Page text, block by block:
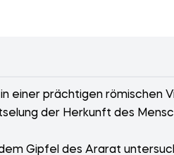
einer prächtigen römischen
der Herkunft des
Gipfel des Ararat